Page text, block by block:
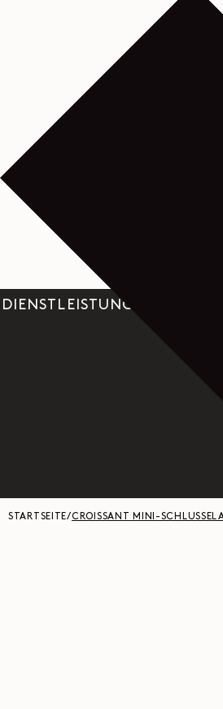
DIENSTLEISTUNGEN
STARTSEITE/CROISSANT MINI-